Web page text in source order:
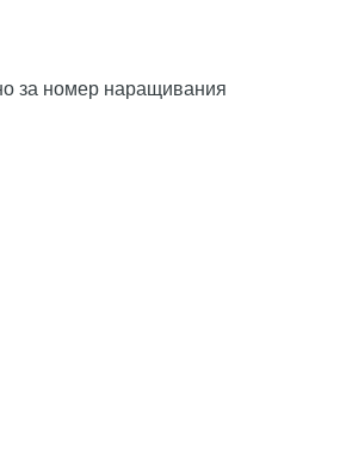
за номер наращивания